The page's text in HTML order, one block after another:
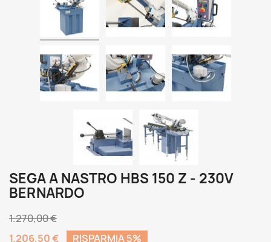
SEGA A NASTRO HBS 150 Z - 230V
BERNARDO
1.270,00 €
1.206,50 €
RISPARMIA 5%